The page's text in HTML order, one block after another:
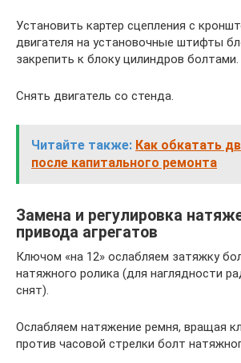
Установить картер сцепления с
двигателя на установочные штифты
закрепить к блоку цилиндров болтами.
Снять двигатель со стенда.
Читайте также: Как обкатать
после капитального ремонта
Замена и регулировка
привода агрегатов
Ключом «на 12» ослабляем затяжку
натяжного ролика (для наглядности
снят).
Ослабляем натяжение ремня, вращая
против часовой стрелки болт